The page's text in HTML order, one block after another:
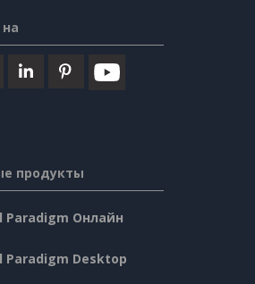
продукты
Paradigm Онлайн
Paradigm Desktop